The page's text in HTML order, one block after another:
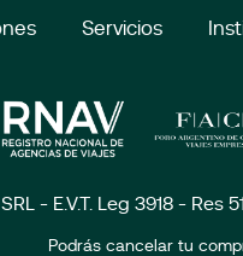
Servicios
- E.V.T. Leg 3918 -
Podrás cancelar tu